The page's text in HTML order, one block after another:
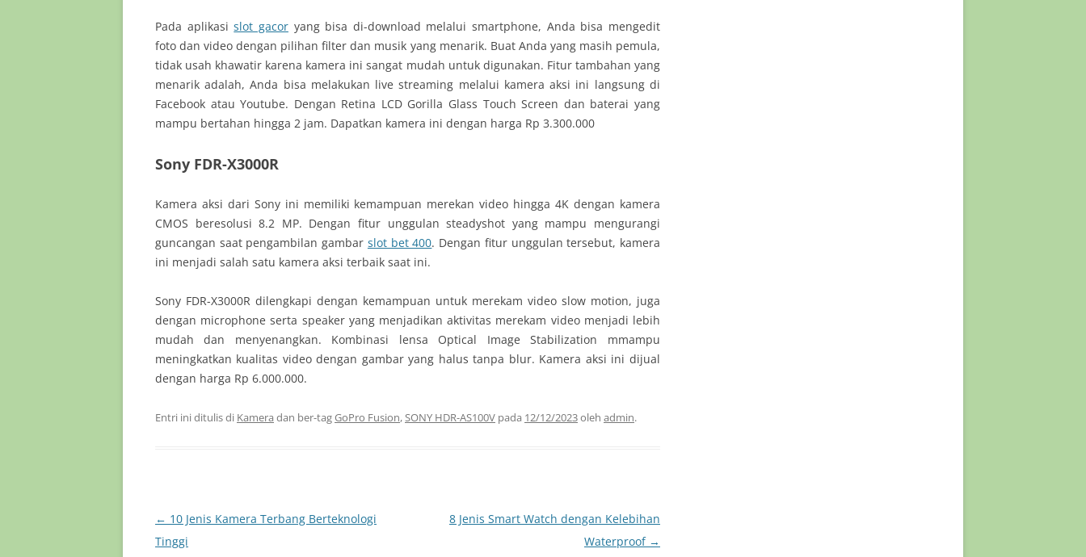
Pada aplikasislot gacoryang bisa di-download melalui smartphone, Anda bisa mengedit
foto dan video dengan pilihan filter dan musik yang menarik. Buat Anda yang masih pemula,
tidak usah khawatir karena kamera ini sangat mudah untuk digunakan. Fitur tambahan yang
menarik adalah, Anda bisa melakukan live streaming melalui kamera aksi ini langsung di
Facebook atau Youtube. Dengan Retina LCD Gorilla Glass Touch Screen dan baterai yang
mampu bertahan hingga 2 jam. Dapatkan kamera ini dengan harga Rp 3.300.000
Sony FDR-X3000R
Kamera aksi dari Sony ini memiliki kemampuan merekan video hingga 4K dengan kamera
CMOS beresolusi 8.2 MP. Dengan fitur unggulan steadyshot yang mampu mengurangi
guncangan saat pengambilan gambar slot bet 400. Dengan fitur unggulan tersebut, kamera
ini menjadi salah satu kamera aksi terbaik saat ini.
Sony FDR-X3000R dilengkapi dengan kemampuan untuk merekam video slow motion, juga
dengan microphone serta speaker yang menjadikan aktivitas merekam video menjadi lebih
mudah dan menyenangkan. Kombinasi lensa Optical Image Stabilization mmampu
meningkatkan kualitas video dengan gambar yang halus tanpa blur. Kamera aksi ini dijual
dengan harga Rp 6.000.000.
Entri ini ditulis di Kamera dan ber-tagGoPro Fusion,SONY HDR-AS100V pada 12/12/2023oleh admin.
Navigasi
Tulisan
← 10 Jenis Kamera Terbang Berteknologi
Tinggi
8 Jenis Smart Watch dengan Kelebihan
Waterproof →